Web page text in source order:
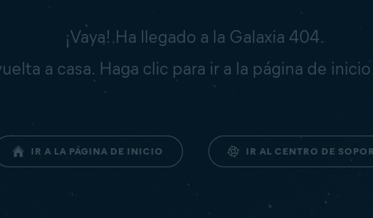
¡Vaya! Ha llegado a la Galaxia 404.
a casa. Haga clic para ir a la página de
IR A LA PÁGINA DE INICIO IR AL CENTRO DE